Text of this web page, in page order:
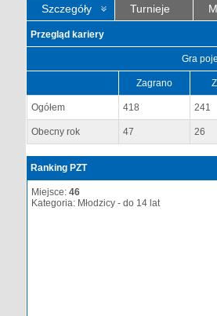
Szczegóły Turnieje
Przegląd kariery
Gra
Zagrano
Ogółem 418 241
Obecny rok 47 26
Ranking PZT
Miejsce: 46
Kategoria: Młodzicy - do 14 lat